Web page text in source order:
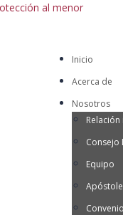
al menor
Inicio
Acerca de
Nosotros
Consejo
Equipo